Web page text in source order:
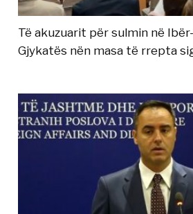
Të akuzuarit për sulmin në
Gjykatës nën masa të rrepta